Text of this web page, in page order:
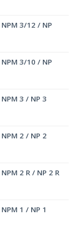
3/12 / NP
3/10 / NP
3 / NP 3
2 / NP 2
2 R / NP 2 R
1 / NP 1